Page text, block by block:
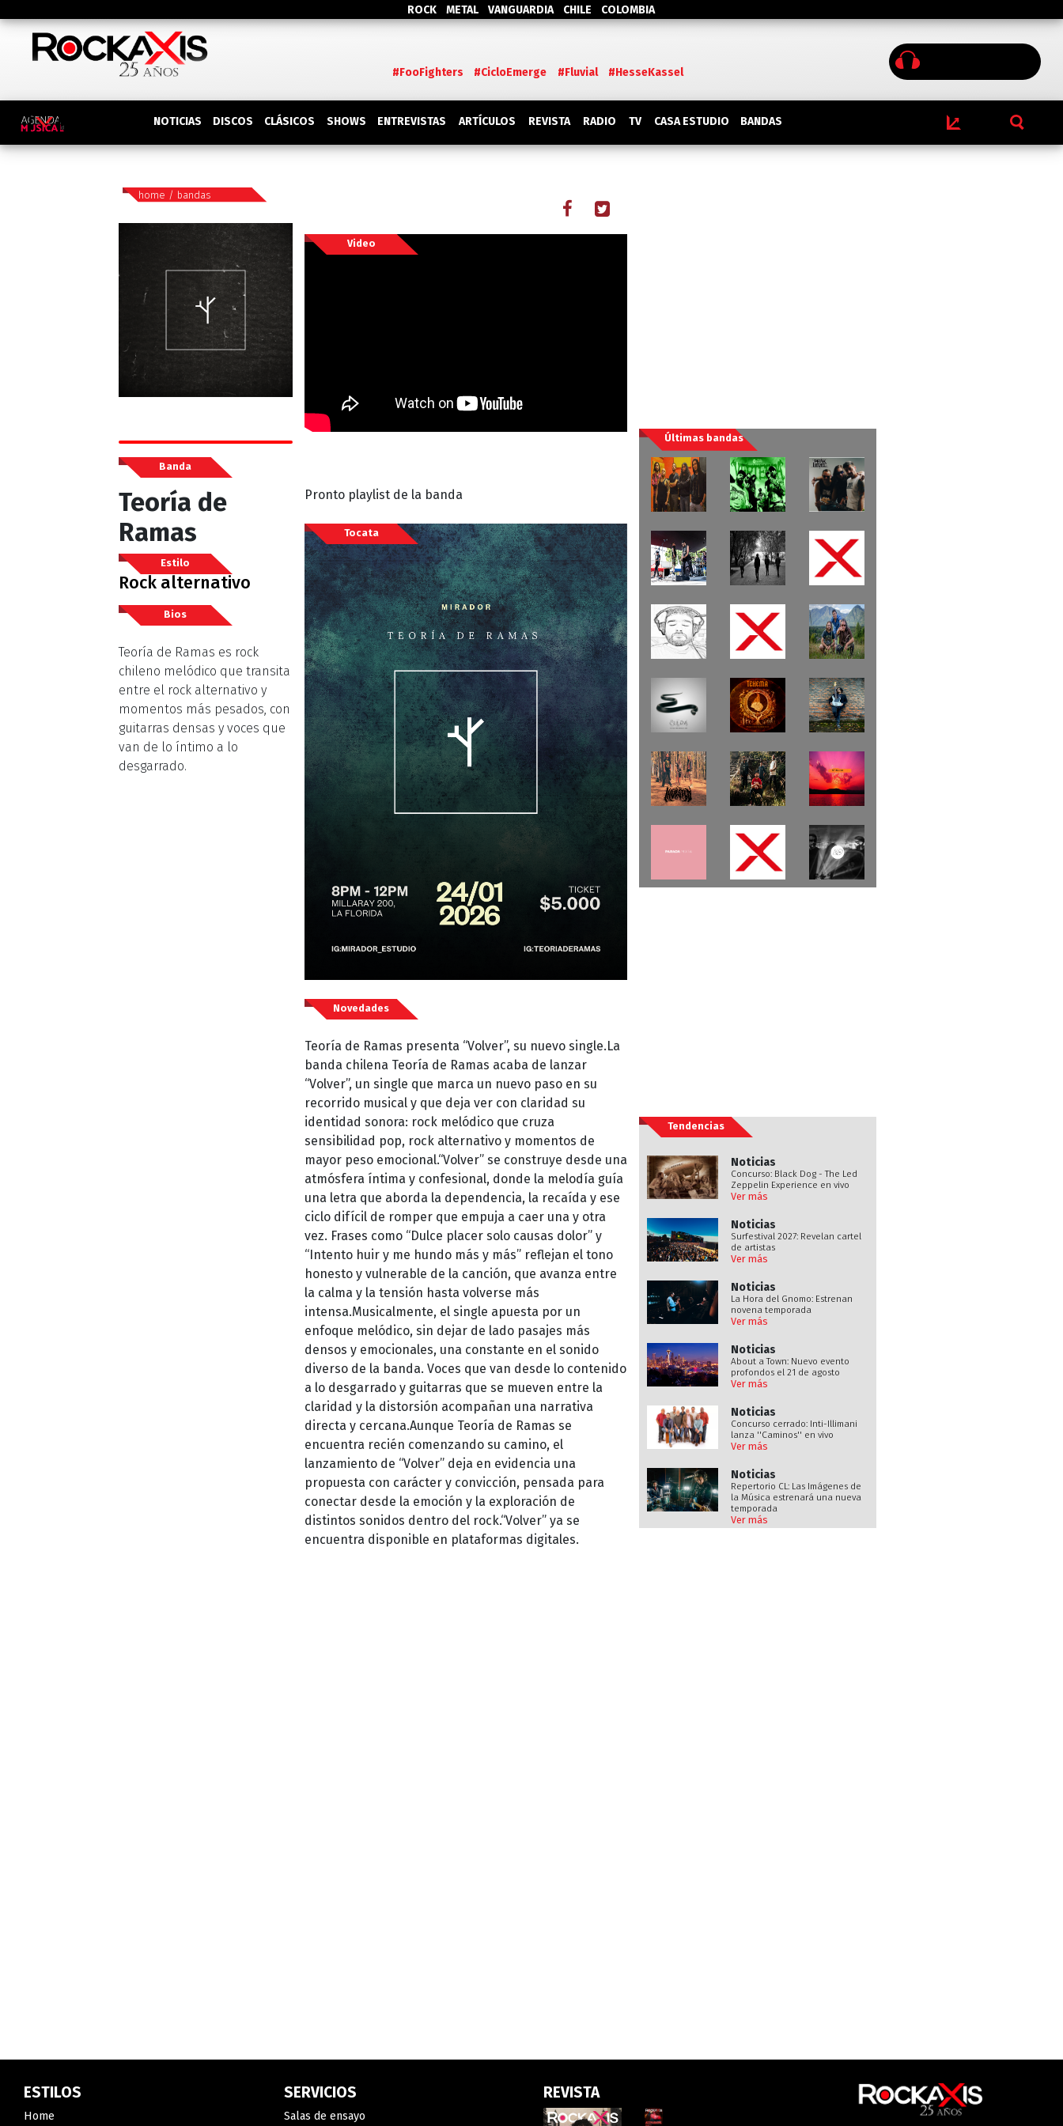
ROCK METAL VANGUARDIA CHILE COLOMBIA
#FooFighters #CicloEmerge #Fluvial #HesseKassel
NOTICIAS DISCOS CLÁSICOS SHOWS ENTREVISTAS ARTÍCULOS REVISTA RADIO TV CASA ESTUDIO BANDAS
home / bandas
Banda
Teoría de
Ramas
Estilo
Rock alternativo
Bios
Teoría de Ramas es rock
chileno melódico que transita
entre el rock alternativo y
momentos más pesados, con
guitarras densas y voces que
van de lo íntimo a lo
desgarrado.
Video
Pronto playlist de la banda
Tocata
Novedades
Teoría de Ramas presenta “Volver”, su nuevo single.La
banda chilena Teoría de Ramas acaba de lanzar
“Volver”, un single que marca un nuevo paso en su
recorrido musical y que deja ver con claridad su
identidad sonora: rock melódico que cruza
sensibilidad pop, rock alternativo y momentos de
mayor peso emocional.“Volver” se construye desde una
atmósfera íntima y confesional, donde la melodía guía
una letra que aborda la dependencia, la recaída y ese
ciclo difícil de romper que empuja a caer una y otra
vez. Frases como “Dulce placer solo causas dolor” y
“Intento huir y me hundo más y más” reflejan el tono
honesto y vulnerable de la canción, que avanza entre
la calma y la tensión hasta volverse más
intensa.Musicalmente, el single apuesta por un
enfoque melódico, sin dejar de lado pasajes más
densos y emocionales, una constante en el sonido
diverso de la banda. Voces que van desde lo contenido
a lo desgarrado y guitarras que se mueven entre la
claridad y la distorsión acompañan una narrativa
directa y cercana.Aunque Teoría de Ramas se
encuentra recién comenzando su camino, el
lanzamiento de “Volver” deja en evidencia una
propuesta con carácter y convicción, pensada para
conectar desde la emoción y la exploración de
distintos sonidos dentro del rock.“Volver” ya se
encuentra disponible en plataformas digitales.
Últimas bandas
Tendencias
Noticias
Concurso: Black Dog - The Led
Zeppelin Experience en vivo
Ver más
Noticias
Surfestival 2027: Revelan cartel
de artistas
Ver más
Noticias
La Hora del Gnomo: Estrenan
novena temporada
Ver más
Noticias
About a Town: Nuevo evento
profondos el 21 de agosto
Ver más
Noticias
Concurso cerrado: Inti-Illimani
lanza ''Caminos'' en vivo
Ver más
Noticias
Repertorio CL: Las Imágenes de
la Música estrenará una nueva
temporada
Ver más
de los escenarios
ESTILOS
Home
SERVICIOS
Salas de ensayo
REVISTA